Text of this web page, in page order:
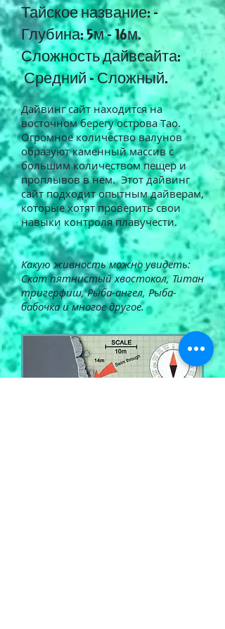
Тайское название: -
Глубина: 5м - 16м.
Сложность дайвсайта:
Средний - Сложный.
Дайвинг сайт находится на
восточном берегу острова Тао.
Огромное количество валунов
образуют каменный массив с
большим количеством пещер и
проплывов в нем. Этот дайвинг
сайт подходит опытным дайверам,
которые хотят проверить свои
навыки контроля плавучести.
Какую живность можно увидеть:
Скат пятнистый хвостокол, Титан
тригерфиш, Рыба-ангел, Рыба-
бабочка и многое другое.